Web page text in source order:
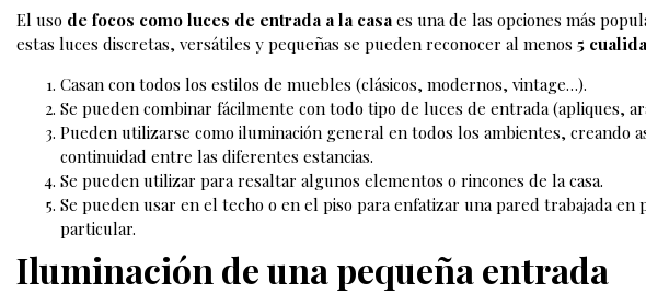
El uso de focos como luces de entrada a la casa es una de las opciones más
estas luces discretas, versátiles y pequeñas se pueden reconocer al menos 5
Casan con todos los estilos de muebles (clásicos, modernos, vintage…).
Se pueden combinar fácilmente con todo tipo de luces de entrada (apliques,
Pueden utilizarse como iluminación general en todos los ambientes, creando
continuidad entre las diferentes estancias.
Se pueden utilizar para resaltar algunos elementos o rincones de la casa.
Se pueden usar en el techo o en el piso para enfatizar una pared trabajada en
particular.
Iluminación de una pequeña entrada